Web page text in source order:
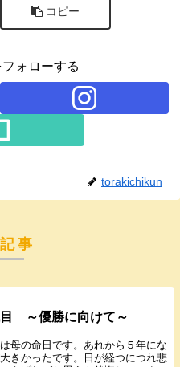
コピー
ォローする
torakichikun
事
～優勝に向けて～
母の命日です。あれから５年にな
きかったです。日が経つにつれ悲